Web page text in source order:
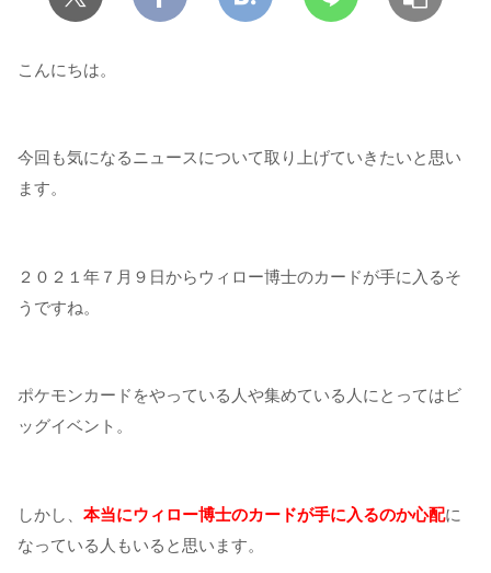
こんにちは。
今回も気になるニュースについて取り上げていきたいと思い
ます。
２０２１年７月９日からウィロー博士のカードが手に入るそ
うですね。
ポケモンカードをやっている人や集めている人にとってはビ
ッグイベント。
しかし、 本当にウィロー博士のカードが手に入るのか心配に
なっている人もいると思います。